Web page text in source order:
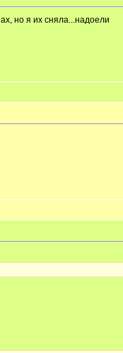
но я их сняла...надоели